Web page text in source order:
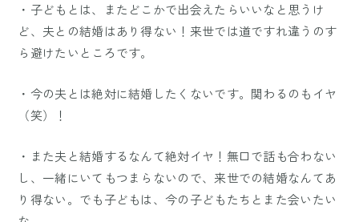
・子どもとは、またどこかで出会えたらいいなと思うけ
ど、夫との結婚はあり得ない！来世では道ですれ違うのす
ら避けたいところです。
・今の夫とは絶対に結婚したくないです。関わるのもイヤ
（笑）！
・また夫と結婚するなんて絶対イヤ！無口で話も合わない
し、一緒にいてもつまらないので、来世での結婚なんてあ
り得ない。でも子どもは、今の子どもたちとまた会いたい